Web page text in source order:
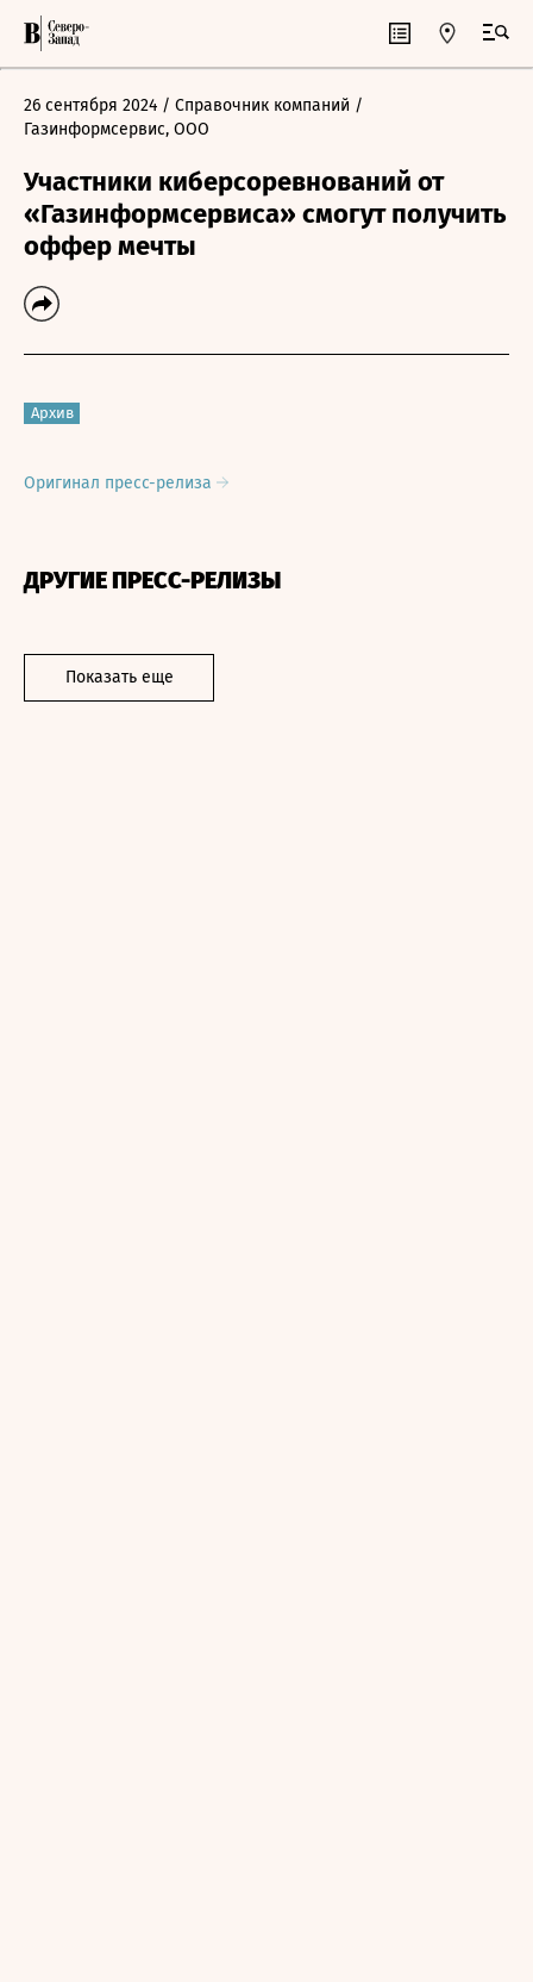
26 сентября 2024 / Справочник компаний /
Газинформсервис, ООО
Участники киберсоревнований от
«Газинформсервиса» смогут получить
оффер мечты
Архив
Оригинал пресс-релиза
ДРУГИЕ ПРЕСС-РЕЛИЗЫ
Показать еще